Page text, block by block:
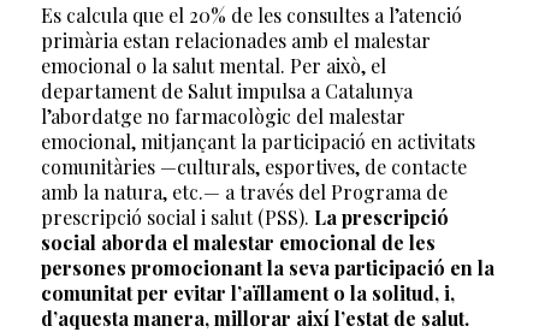
Es calcula que el 20% de les consultes a l’atenció
primària estan relacionades amb el malestar
emocional o la salut mental. Per això, el
departament de Salut impulsa a Catalunya
l’abordatge no farmacològic del malestar
emocional, mitjançant la participació en activitats
comunitàries —culturals, esportives, de contacte
amb la natura, etc.— a través del Programa de
prescripció social i salut (PSS). La prescripció
social aborda el malestar emocional de les
persones promocionant la seva participació en la
comunitat per evitar l’aïllament o la solitud, i,
d’aquesta manera, millorar així l’estat de salut.